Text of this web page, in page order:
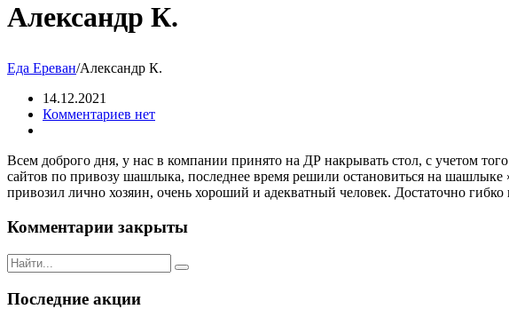
Александр К.
Еда Ереван/Александр К.
14.12.2021
Комментариев нет
Всем доброго дня, у нас в компании принято на ДР накрывать стол, с учетом
сайтов по привозу шашлыка, последнее время решили остановиться на
привозил лично хозяин, очень хороший и адекватный человек. Достаточно
Комментарии закрыты
Последние акции